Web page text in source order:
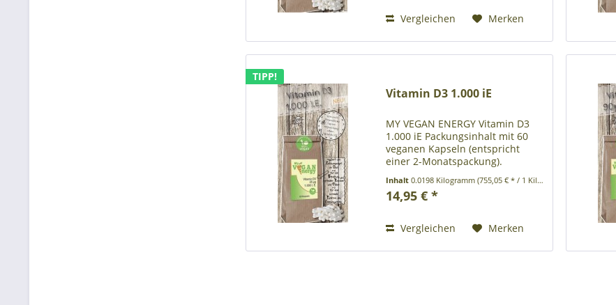
mit dem Mineralstoff Selen.
Zutaten:...
Vergleichen Merken
TIPP!
Vitamin D3 1.000 iE
MY VEGAN ENERGY Vitamin D3
1.000 iE Packungsinhalt mit 60
veganen Kapseln (entspricht
einer 2-Monatspackung).
Papierverpackung ohne
Kunststoff Funktionen: • Vitamin
Aufnahme/Verwertung von...
Inhalt0.0198 Kilogramm(755,05 € * / 1 Kilogramm)
14,95 € *
Vergleichen Merken